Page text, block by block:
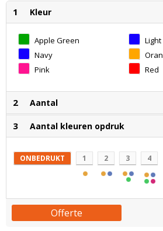
1 Kleur
Apple Green
Navy
Pink
Red
2 Aantal
3 Aantal kleuren opdruk
ONBEDRUKT 1 2 3 4
Offerte